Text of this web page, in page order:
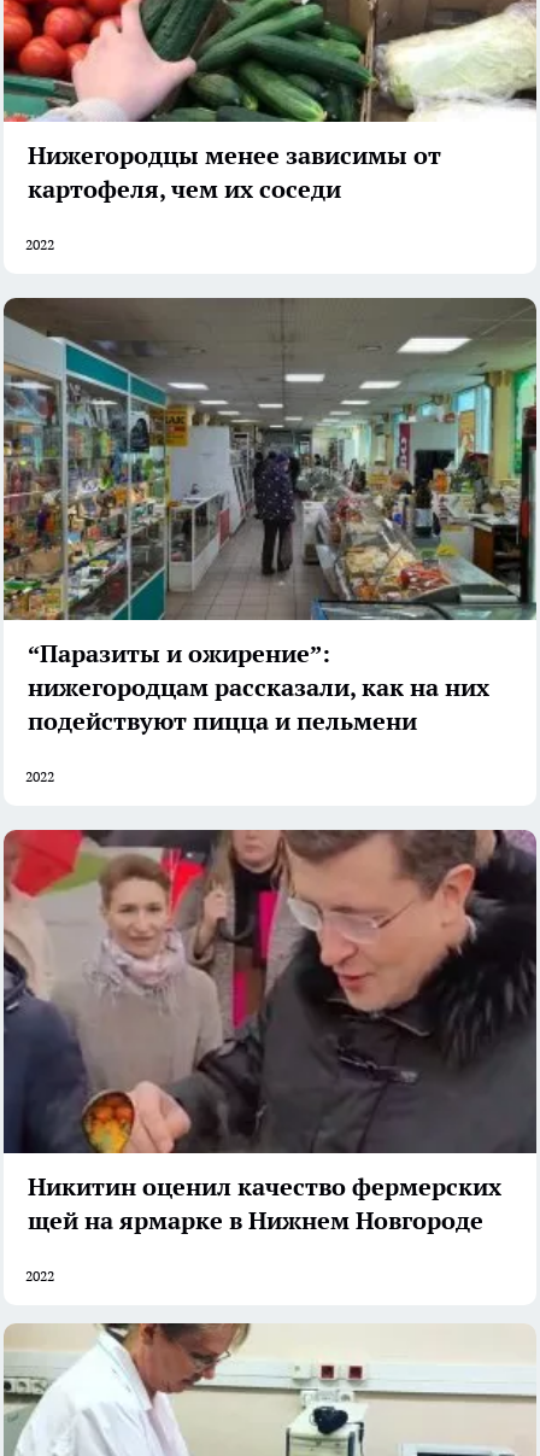
Нижегородцы менее зависимы от
картофеля, чем их соседи
2022
“Паразиты и ожирение”:
нижегородцам рассказали, как на них
подействуют пицца и пельмени
2022
Никитин оценил качество фермерских
щей на ярмарке в Нижнем Новгороде
2022